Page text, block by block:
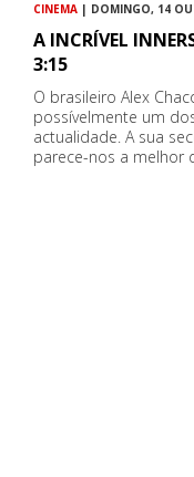
CINEMA | DOMINGO, 14
A INCRÍVEL
3:15
O brasileiro Alex
possívelmente um
actualidade. A sua
parece-nos a melhor